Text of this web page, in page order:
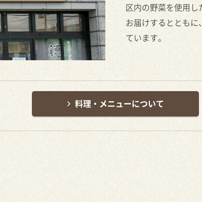
区内の野菜を使用
お届けするととも
ています。
料理・メニューについて